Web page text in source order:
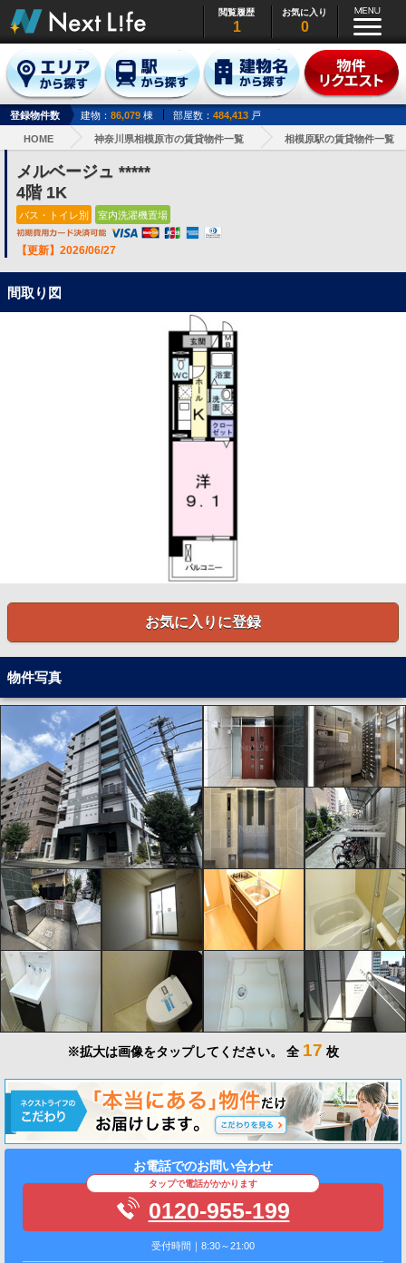
閲覧履歴
1
お気に入り
0
登録物件数 建物： 86,079 棟 部屋数： 484,413 戸
HOME 神奈川県相模原市の賃貸物件一覧 相模原駅の賃貸物件一覧
メルベージュ *****
4階 1K
バス・トイレ別 室内洗濯機置場
【更新】2026/06/27
間取り図
お気に入りに登録
物件写真
※拡大は画像をタップしてください。 全 17 枚
お電話でのお問い合わせ
タップで電話がかかります
0120-955-199
受付時間｜8:30～21:00